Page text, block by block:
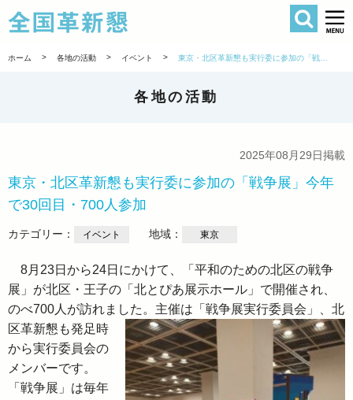
全国革新懇
検索
ホーム > 各地の活動 > イベント >
各地の活動
2025年08月29日掲載
東京・北区革新懇も実行委に参加の「戦争展」今年
で30回目・700人参加
カテゴリー： イベント 地域： 東京
8月23日から24日にかけて、「平和のための北区の戦争
展」が北区・王子の「北とぴあ展示ホール」で開催され、
のべ700人が訪れました。主催は「戦争展実行委員会」、北
区革新懇も発足時
から実行委員会の
メンバーです。
「戦争展」は毎年